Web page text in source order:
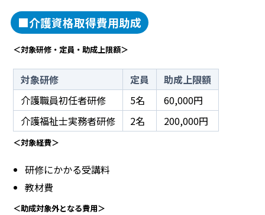
■介護資格取得費用助成
＜対象研修・定員・助成上限額＞
対象研修 定員
助成上限額
介護職員初任者研修
5名
60,000円
介護福祉士実務者研修
2名 200,000円
＜対象経費＞
研修にかかる受講料
教材費
＜助成対象外となる費用＞